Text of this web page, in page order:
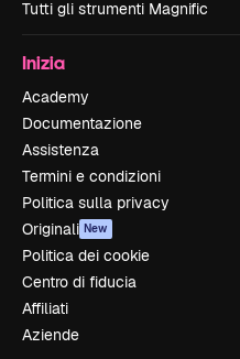
Tutti gli strumenti Magnific
Inizia
Academy
Documentazione
Assistenza
Termini e condizioni
Politica sulla privacy
Originali New
Politica dei cookie
Centro di fiducia
Affiliati
Aziende